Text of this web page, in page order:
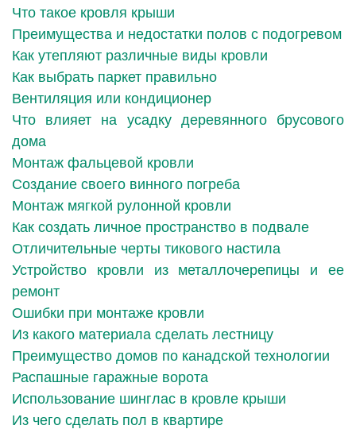
Что такое кровля крыши
Преимущества и недостатки полов с подогревом
Как утепляют различные виды кровли
Как выбрать паркет правильно
Вентиляция или кондиционер
Что влияет на усадку деревянного брусового
дома
Монтаж фальцевой кровли
Создание своего винного погреба
Монтаж мягкой рулонной кровли
Как создать личное пространство в подвале
Отличительные черты тикового настила
Устройство кровли из металлочерепицы и ее
ремонт
Ошибки при монтаже кровли
Из какого материала сделать лестницу
Преимущество домов по канадской технологии
Распашные гаражные ворота
Использование шинглас в кровле крыши
Из чего сделать пол в квартире